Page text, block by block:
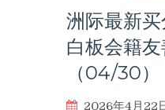
家
分
享
积
分
洲际最新买
白板会籍
（04/30）
2026年4月22